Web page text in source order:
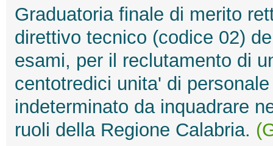
Graduatoria finale di merito
direttivo tecnico (codice 02)
esami, per il reclutamento di
centotredici unita' di
indeterminato da inquadrare
ruoli della Regione Calabria.